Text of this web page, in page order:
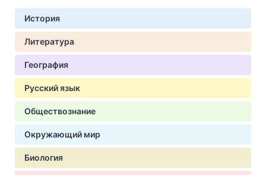
История
Литература
География
Русский язык
Обществознание
Окружающий мир
Биология